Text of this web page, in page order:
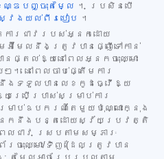
ឌបញ្ចុះតម្លៃ ។ ប្រសិនបើ
វែងយល់ពីរបៀប ។
ការជាវរបស់អ្នកដោយ
ែលនឹងត្រូវបានផ្ញើទៅកាន់
ផ្តល់ឱ្យនៅពេលអ្នកចុះឈ្មោះ
នៅពេលចាប់ផ្តើមការ
ទទួលបានលេខកូដធ្វើឱ្យ
រើប្រាស់សម្រាប់ការ
រាប់ឧបករណ៍តែមួយប៉ុណ្ណោះក្នុង
កនឹងបន្តដោយស្វ័យប្រវត្តិ
លជាវ ស្របតាមសម្ភារៈ
ឈ្មោះ/ទិញ (ដែលត្រូវបាន